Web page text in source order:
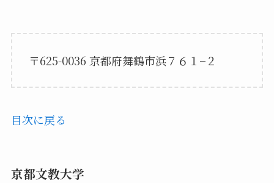
〒625-0036 京都府舞鶴市浜７６１−２
目次に戻る
京都文教大学